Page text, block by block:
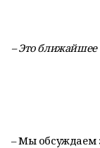
– Это ближайшее
– Мы обсуждаем